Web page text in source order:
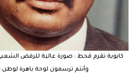
كابوية تقزم قحط : صورة عالية للرفض
وأنتم ترسمون لوحة باهرة لوطن